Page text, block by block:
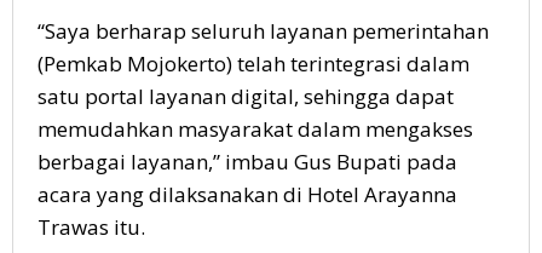
“Saya berharap seluruh layanan pemerintahan
(Pemkab Mojokerto) telah terintegrasi dalam
satu portal layanan digital, sehingga dapat
memudahkan masyarakat dalam mengakses
berbagai layanan,” imbau Gus Bupati pada
acara yang dilaksanakan di Hotel Arayanna
Trawas itu.